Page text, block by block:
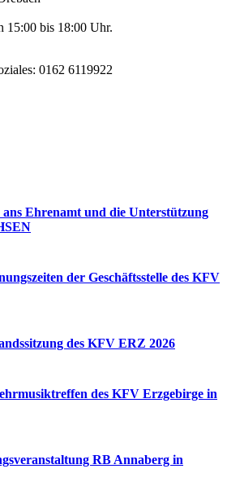
15:00 bis 18:00 Uhr.
0162 6119922
ans Ehrenamt und die Unterstützung
der Geschäftsstelle des KFV
des KFV ERZ 2026
des KFV Erzgebirge in
RB Annaberg in